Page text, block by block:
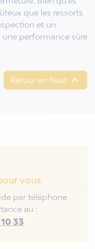
que les ressorts
et un
performance sûre
Retour en haut 
vous
par téléphone
au :
33